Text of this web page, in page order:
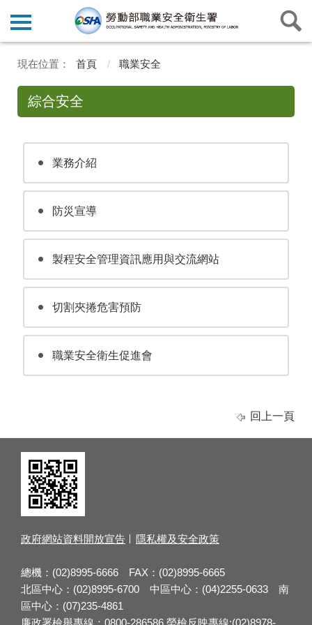
首頁 職業安全
綜合安全
業務介紹
防災宣導
製程安全管理資訊應用與交流網站
切割夾捲危害預防
職業安全衛生促進會
回上一頁
政府網站資料開放宣告 隱私權及安全政策
總機：(02)8995-6666 FAX：(02)8995-6665
北區中心：(02)8995-6700 中區中心：(04)2255-0633 南
區中心：(07)235-4861
廉政署檢舉專線：0800-286586 勞檢反映專線:(02)8978-